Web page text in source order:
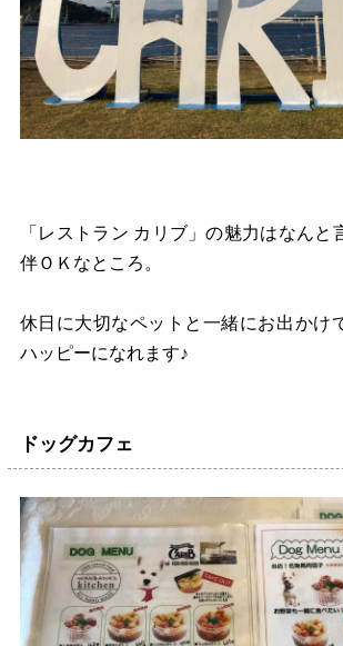
「レストラン カリブ」の魅力はなんと
伴ＯＫなところ。
休日に大切なペットと一緒にお出かけ
ハッピーになれます♪
ドッグカフェ